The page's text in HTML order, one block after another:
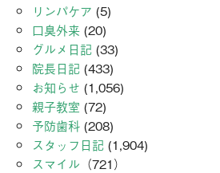
リンパケア (5)
口臭外来 (20)
グルメ日記 (33)
院長日記 (433)
お知らせ (1,056)
親子教室 (72)
予防歯科 (208)
スタッフ日記 (1,904)
スマイル （721）